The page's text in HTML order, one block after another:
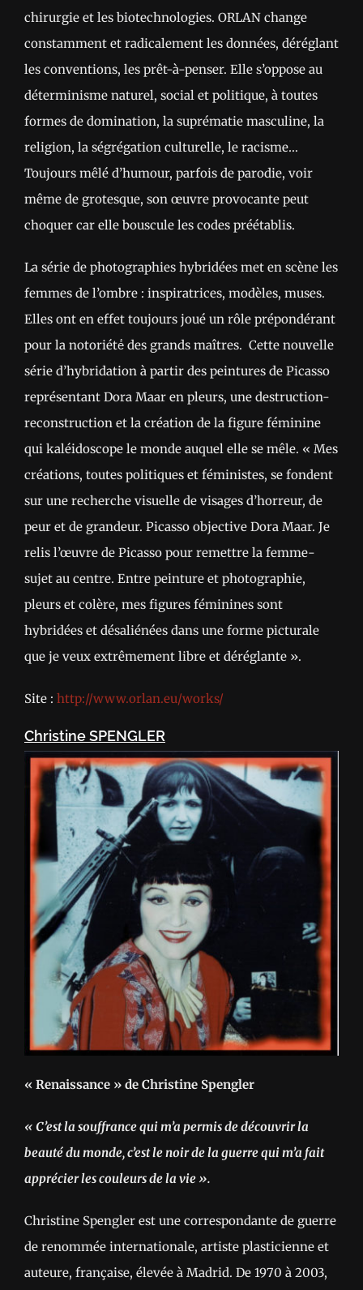
chirurgie et les biotechnologies. ORLAN change
constamment et radicalement les données, déréglant
les conventions, les prêt-à-penser. Elle s’oppose au
déterminisme naturel, social et politique, à toutes
formes de domination, la suprématie masculine, la
religion, la ségrégation culturelle, le racisme…
Toujours mêlé d’humour, parfois de parodie, voir
même de grotesque, son œuvre provocante peut
choquer car elle bouscule les codes préétablis.
La série de photographies hybridées met en scène les
femmes de l’ombre : inspiratrices, modèles, muses.
Elles ont en effet toujours joué un rôle prépondérant
pour la notoriété́ des grands maîtres. Cette nouvelle
série d’hybridation à partir des peintures de Picasso
représentant Dora Maar en pleurs, une destruction-
reconstruction et la création de la figure féminine
qui kaléidoscope le monde auquel elle se mêle. « Mes
créations, toutes politiques et féministes, se fondent
sur une recherche visuelle de visages d’horreur, de
peur et de grandeur. Picasso objective Dora Maar. Je
relis l’œuvre de Picasso pour remettre la femme-
sujet au centre. Entre peinture et photographie,
pleurs et colère, mes figures féminines sont
hybridées et désaliénées dans une forme picturale
que je veux extrêmement libre et déréglante ».
Site : http://www.orlan.eu/works/
Christine SPENGLER
« Renaissance » de Christine Spengler
« C’est la souffrance qui m’a permis de découvrir la
beauté du monde, c’est le noir de la guerre qui m’a fait
apprécier les couleurs de la vie ».
Christine Spengler est une correspondante de guerre
de renommée internationale, artiste plasticienne et
auteure, française, élevée à Madrid. De 1970 à 2003,